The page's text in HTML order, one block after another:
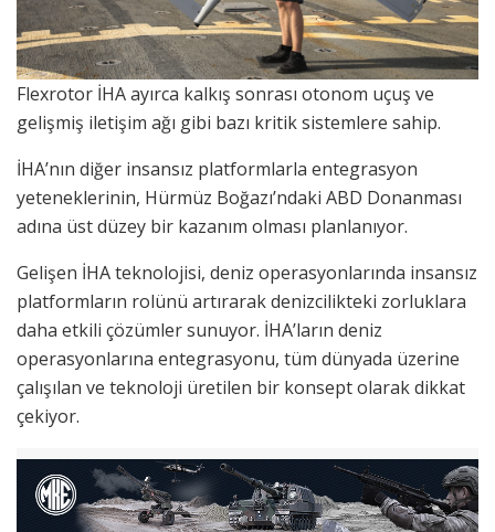
Flexrotor İHA ayırca kalkış sonrası otonom uçuş ve
gelişmiş iletişim ağı gibi bazı kritik sistemlere sahip.
İHA’nın diğer insansız platformlarla entegrasyon
yeteneklerinin, Hürmüz Boğazı’ndaki ABD Donanması
adına üst düzey bir kazanım olması planlanıyor.
Gelişen İHA teknolojisi, deniz operasyonlarında insansız
platformların rolünü artırarak denizcilikteki zorluklara
daha etkili çözümler sunuyor. İHA’ların deniz
operasyonlarına entegrasyonu, tüm dünyada üzerine
çalışılan ve teknoloji üretilen bir konsept olarak dikkat
çekiyor.